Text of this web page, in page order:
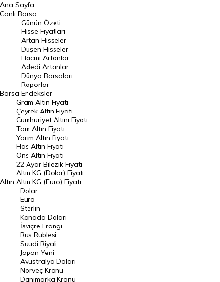
BIST 100 Hisseleri
En Çok Artan Hisseler
En Çok Düşen Hisseler
Hacmi Artanlar
Geçmiş Kapanışlar
Dünya Borsaları
Raporlar
Endeksler
DÖVİZ
Döviz Kuru
Dolar Kuru
Euro Kuru
Pound Kuru
Frank Kuru
Riyal Kuru
Avustralya Doları
Danimarka Kronu Kuru
Ana Sayfa
Canlı Borsa
Borsa
Günün Özeti
Hisse Fiyatları
Artan Hisseler
Düşen Hisseler
Hacmi Artanlar
Adedi Artanlar
Dünya Borsaları
Raporlar
Endeksler
Altın
Gram Altın Fiyatı
Çeyrek Altın Fiyatı
Cumhuriyet Altını Fiyatı
Tam Altın Fiyatı
Yarım Altın Fiyatı
Has Altın Fiyatı
Ons Altın Fiyatı
22 Ayar Bilezik Fiyatı
Altın KG (Dolar) Fiyatı
Altın KG (Euro) Fiyatı
Dolar
Euro
Sterlin
Kanada Doları
İsviçre Frangı
Rus Rublesi
Suudi Riyali
Japon Yeni
Avustralya Doları
Norveç Kronu
Danimarka Kronu